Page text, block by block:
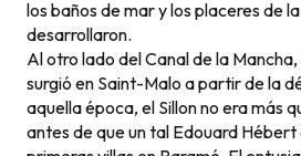
los baños de mar y los placeres de
desarrollaron.
Al otro lado del Canal de la
surgió en Saint-Malo a partir de la
aquella época, el Sillon no era más
antes de que un tal Edouard